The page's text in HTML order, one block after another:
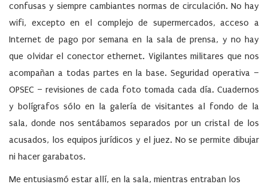
confusas y siempre cambiantes normas de circulación. No hay
wifi, excepto en el complejo de supermercados, acceso a
Internet de pago por semana en la sala de prensa, y no hay
que olvidar el conector ethernet. Vigilantes militares que nos
acompañan a todas partes en la base. Seguridad operativa –
OPSEC – revisiones de cada foto tomada cada día. Cuadernos
y bolígrafos sólo en la galería de visitantes al fondo de la
sala, donde nos sentábamos separados por un cristal de los
acusados, los equipos jurídicos y el juez. No se permite dibujar
ni hacer garabatos.
Me entusiasmó estar allí, en la sala, mientras entraban los